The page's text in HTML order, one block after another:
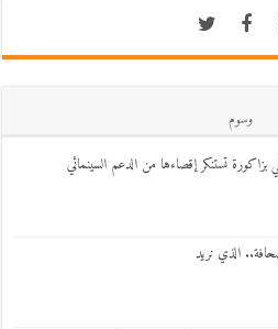
وسوم
بزاكورة تستنكر إقصاءها من الدعم السينمائي
الذي نريد